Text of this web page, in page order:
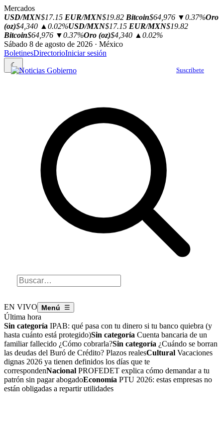
Mercados
USD/MXN$17.15 EUR/MXN$19.82 Bitcoin$64,976 ▼0.37%Oro
(oz)$4,340 ▲0.02%USD/MXN$17.15 EUR/MXN$19.82
Bitcoin$64,976 ▼0.37%Oro (oz)$4,340 ▲0.02%
Sábado 8 de agosto de 2026 · México
BoletinesDirectorioIniciar sesión
☾
Suscríbete
EN VIVO ☰
Última hora
Sin categoría IPAB: qué pasa con tu dinero si tu banco quiebra (y
hasta cuánto está protegido)Sin categoría Cuenta bancaria de un
familiar fallecido ¿Cómo cobrarla?Sin categoría ¿Cuándo se borran
las deudas del Buró de Crédito? Plazos realesCultural Vacaciones
dignas 2026 ya tienen definidos los días que te
correspondenNacional PROFEDET explica cómo demandar a tu
patrón sin pagar abogadoEconomía PTU 2026: estas empresas no
están obligadas a repartir utilidades